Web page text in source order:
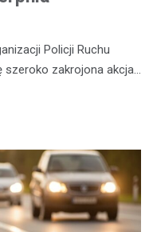
Policji Ruchu
szeroko zakrojona akcja…